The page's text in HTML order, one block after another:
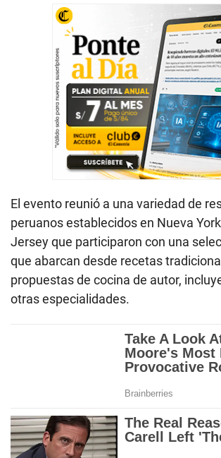
El evento reunió a una variedad de
peruanos establecidos en Nueva
Jersey que participaron con una
que abarcan desde recetas
propuestas de cocina de autor,
otras especialidades.